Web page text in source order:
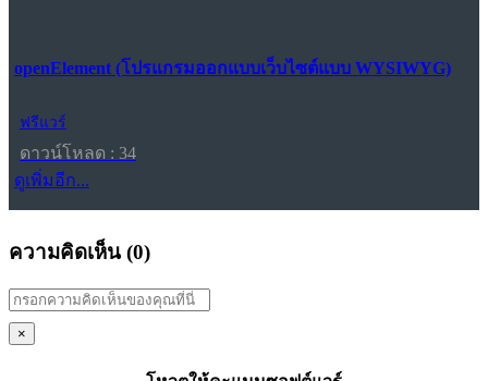
openElement (โปรแกรมออกแบบเว็บไซต์แบบ WYSIWYG)
ฟรีแวร์
ดาวน์โหลด : 34
ดูเพิ่มอีก...
ความคิดเห็น (0)
×